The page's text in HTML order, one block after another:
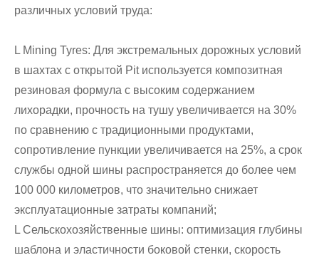
различных условий труда:
L Mining Tyres: Для экстремальных дорожных условий
в шахтах с открытой Pit используется композитная
резиновая формула с высоким содержанием
лихорадки, прочность на тушу увеличивается на 30%
по сравнению с традиционными продуктами,
сопротивление пункции увеличивается на 25%, а срок
службы одной шины распространяется до более чем
100 000 километров, что значительно снижает
эксплуатационные затраты компаний;
L Сельскохозяйственные шины: оптимизация глубины
шаблона и эластичности боковой стенки, скорость